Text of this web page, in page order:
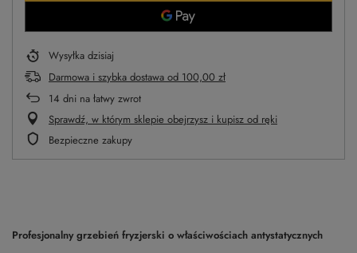
Wysyłka dzisiaj
Darmowa i szybka dostawa od 100,00 zł
14 dni na łatwy zwrot
Sprawdź, w którym sklepie obejrzysz i kupisz od ręki
Bezpieczne zakupy
Profesjonalny grzebień fryzjerski o właściwościach antystatycznych